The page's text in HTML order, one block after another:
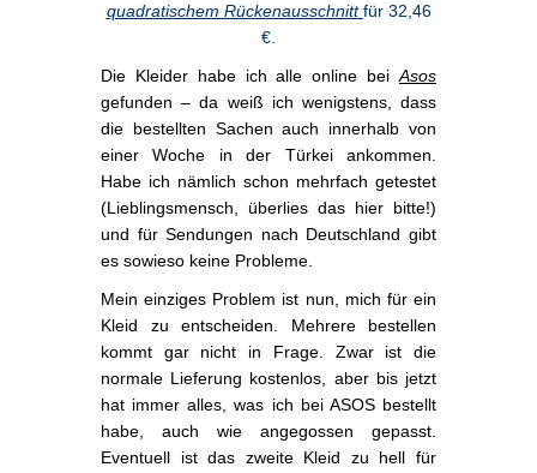
quadratischem Rückenausschnittfür 32,46
€.
Die Kleider habe ich alle online bei Asos
gefunden – da weiß ich wenigstens, dass
die bestellten Sachen auch innerhalb von
einer Woche in der Türkei ankommen.
Habe ich nämlich schon mehrfach getestet
(Lieblingsmensch, überlies das hier bitte!)
und für Sendungen nach Deutschland gibt
es sowieso keine Probleme.
Mein einziges Problem ist nun, mich für ein
Kleid zu entscheiden. Mehrere bestellen
kommt gar nicht in Frage. Zwar ist die
normale Lieferung kostenlos, aber bis jetzt
hat immer alles, was ich bei ASOS bestellt
habe, auch wie angegossen gepasst.
Eventuell ist das zweite Kleid zu hell für